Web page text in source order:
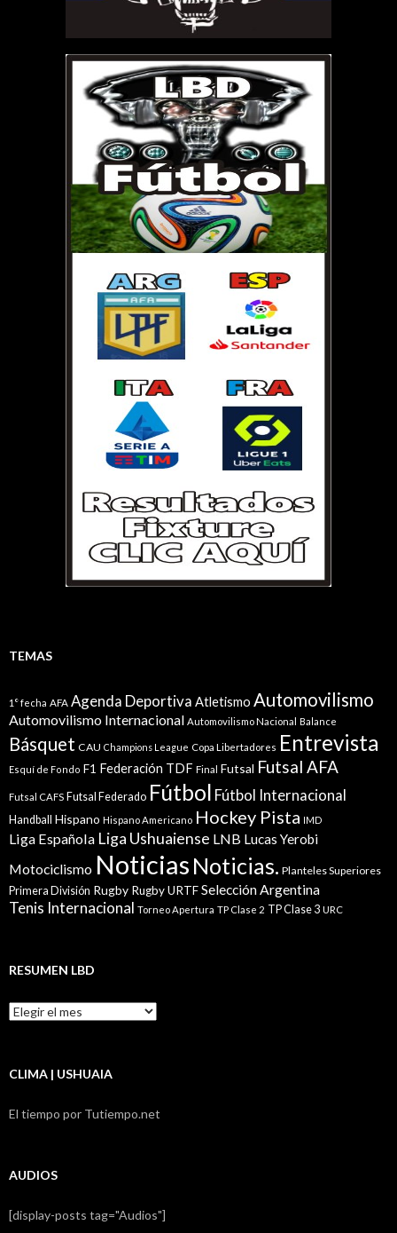
TEMAS
1° fecha AFA Agenda Deportiva Atletismo Automovilismo
Automovilismo Internacional Automovilismo Nacional Balance
Básquet CAU Champions League Copa Libertadores Entrevista
Esquí de Fondo F1 Federación TDF Final Futsal Futsal AFA
Futsal CAFS Futsal Federado Fútbol Fútbol Internacional
Handball Hispano Hispano Americano Hockey Pista IMD
Liga Española Liga Ushuaiense LNB Lucas Yerobi
Motociclismo Noticias Noticias. Planteles Superiores
Primera División Rugby Rugby URTFSelección Argentina
Tenis Internacional Torneo Apertura TP Clase 2 TP Clase 3 URC
RESUMEN LBD
Resumen
LBD
CLIMA | USHUAIA
El tiempo por Tutiempo.net
AUDIOS
[display-posts tag="Audios"]